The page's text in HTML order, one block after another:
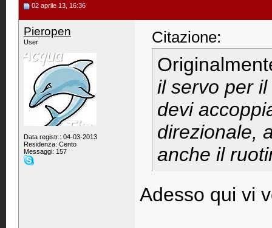
02 aprile 13, 16:36
Pieropen
User
Data registr.: 04-03-2013
Residenza: Cento
Messaggi: 157
Citazione:
il servo per
devi
direzionale,
anche il
Adesso qui vi